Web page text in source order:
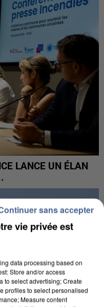
LANCE UN ÉLAN
vie privée est
data processing based on
Store and/or access
to select advertising; Create
profiles to select personalised
Measure content
sans accepter